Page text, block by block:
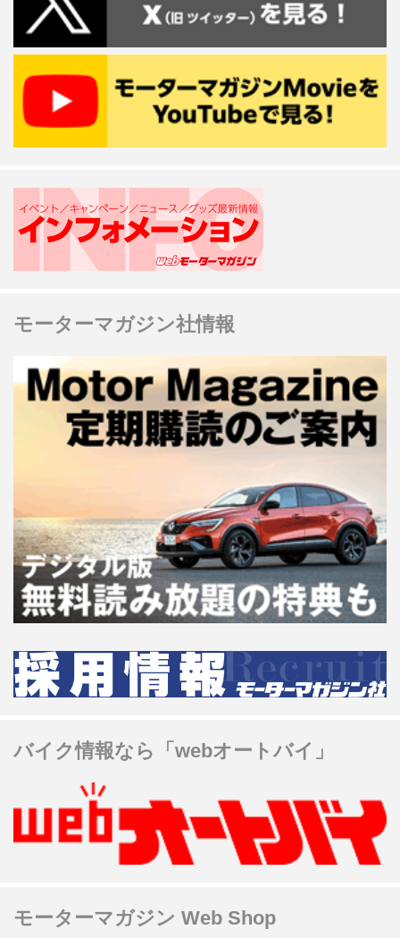
モーターマガジン社情報
バイク情報なら「webオートバイ」
モーターマガジン Web Shop